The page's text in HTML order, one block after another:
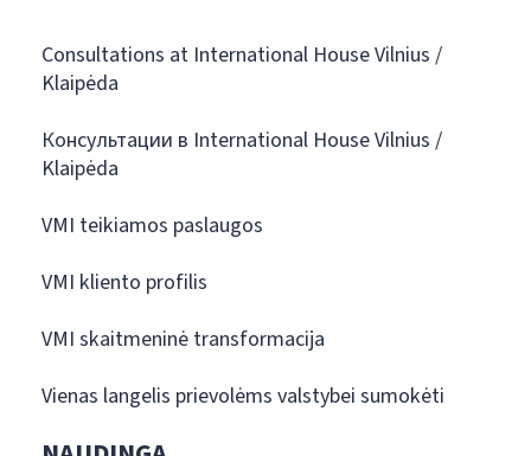
Consultations at International House Vilnius /
Klaipėda
Консультации в International House Vilnius /
Klaipėda
VMI teikiamos paslaugos
VMI kliento profilis
VMI skaitmeninė transformacija
Vienas langelis prievolėms valstybei sumokėti